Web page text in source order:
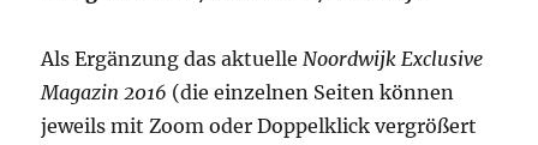
Als Ergänzung das aktuelle Noordwijk Exclusive
Magazin 2016 (die einzelnen Seiten können
jeweils mit Zoom oder Doppelklick vergrößert